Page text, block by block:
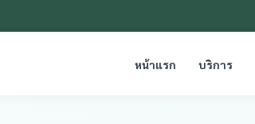
หน้าแรก บริการ